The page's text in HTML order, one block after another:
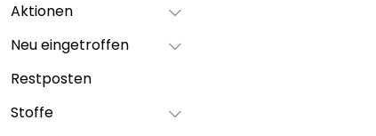
Aktionen
Neu eingetroffen
Restposten
Stoffe